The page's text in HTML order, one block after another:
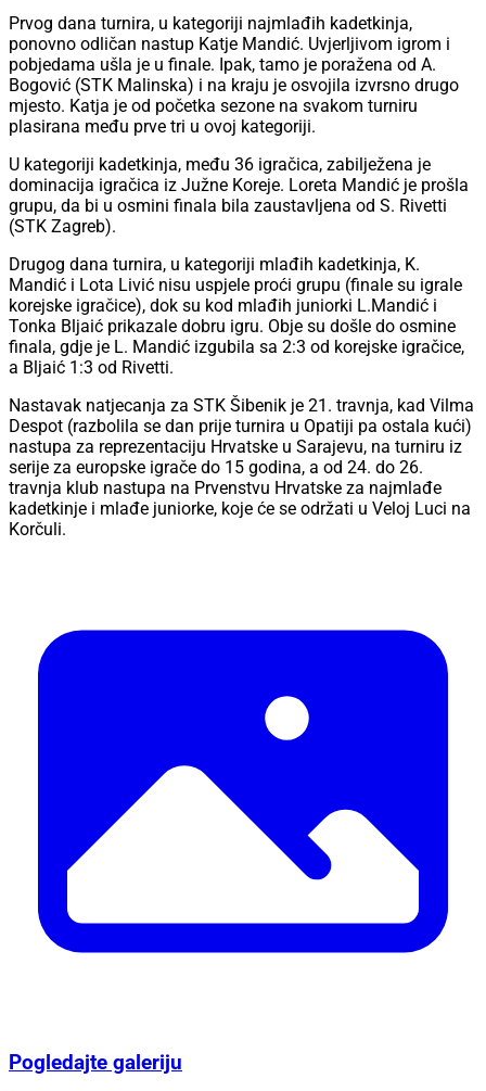
Prvog dana turnira, u kategoriji najmlađih kadetkinja,
ponovno odličan nastup Katje Mandić. Uvjerljivom igrom i
pobjedama ušla je u finale. Ipak, tamo je poražena od A.
Bogović (STK Malinska) i na kraju je osvojila izvrsno drugo
mjesto. Katja je od početka sezone na svakom turniru
plasirana među prve tri u ovoj kategoriji.
U kategoriji kadetkinja, među 36 igračica, zabilježena je
dominacija igračica iz Južne Koreje. Loreta Mandić je prošla
grupu, da bi u osmini finala bila zaustavljena od S. Rivetti
(STK Zagreb).
Drugog dana turnira, u kategoriji mlađih kadetkinja, K.
Mandić i Lota Livić nisu uspjele proći grupu (finale su igrale
korejske igračice), dok su kod mlađih juniorki L.Mandić i
Tonka Bljaić prikazale dobru igru. Obje su došle do osmine
finala, gdje je L. Mandić izgubila sa 2:3 od korejske igračice,
a Bljaić 1:3 od Rivetti.
Nastavak natjecanja za STK Šibenik je 21. travnja, kad Vilma
Despot (razbolila se dan prije turnira u Opatiji pa ostala kući)
nastupa za reprezentaciju Hrvatske u Sarajevu, na turniru iz
serije za europske igrače do 15 godina, a od 24. do 26.
travnja klub nastupa na Prvenstvu Hrvatske za najmlađe
kadetkinje i mlađe juniorke, koje će se održati u Veloj Luci na
Korčuli.
Pogledajte galeriju